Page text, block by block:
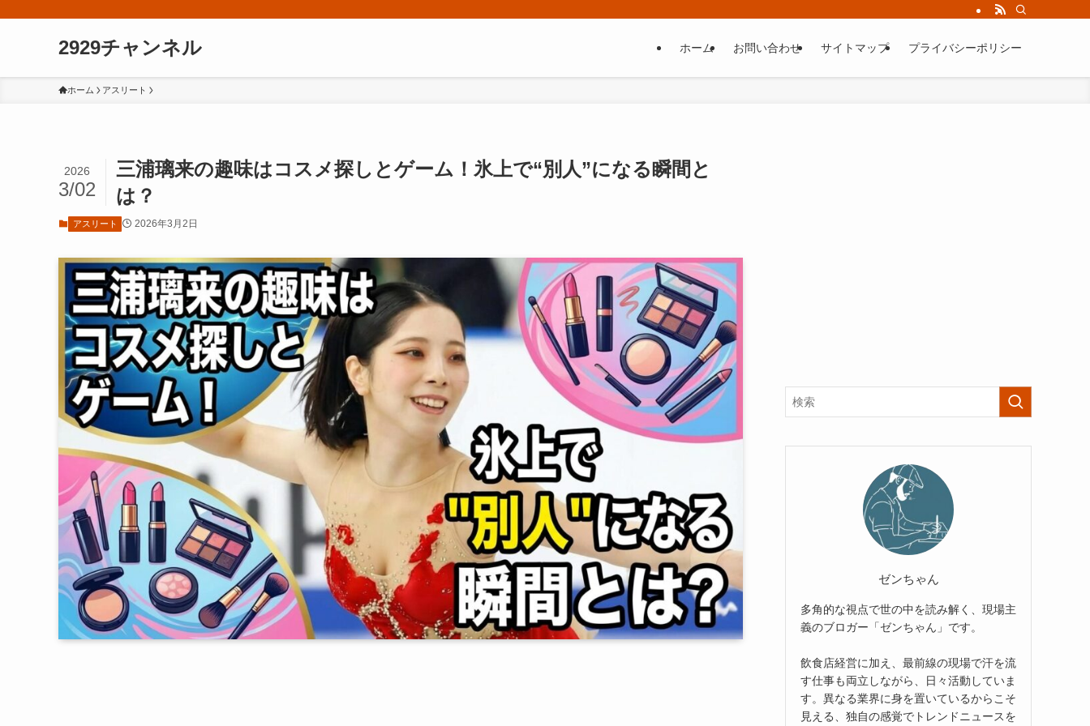
2929チャンネル ホーム お問い合わせ サイトマップ プライバシーポリシー
ホーム アスリート
三浦璃来の趣味はコスメ探しとゲーム！氷上で“別人”になる瞬間と
は？
2026
3/02
アスリート 2026年3月2日
ゼンちゃん
多角的な視点で世の中を読み解く、現場主
義のブロガー「ゼンちゃん」です。
飲食店経営に加え、最前線の現場で汗を流
す仕事も両立しながら、日々活動していま
す。異なる業界に身を置いているからこそ
見える、独自の感覚でトレンドニュースを